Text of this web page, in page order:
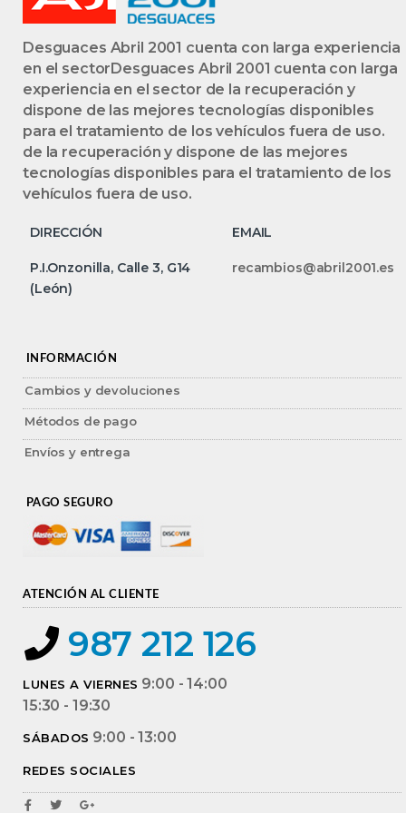
Desguaces Abril 2001 cuenta con larga experiencia
en el sectorDesguaces Abril 2001 cuenta con larga
experiencia en el sector de la recuperación y
dispone de las mejores tecnologías disponibles
para el tratamiento de los vehículos fuera de uso.
de la recuperación y dispone de las mejores
tecnologías disponibles para el tratamiento de los
vehículos fuera de uso.
DIRECCIÓN EMAIL
P.I.Onzonilla, Calle 3, G14
(León)
recambios@abril2001.es
INFORMACIÓN
Cambios y devoluciones
Métodos de pago
Envíos y entrega
PAGO SEGURO
ATENCIÓN AL CLIENTE
987 212 126
LUNES A VIERNES 9:00 - 14:00
15:30 - 19:30
SÁBADOS 9:00 - 13:00
REDES SOCIALES